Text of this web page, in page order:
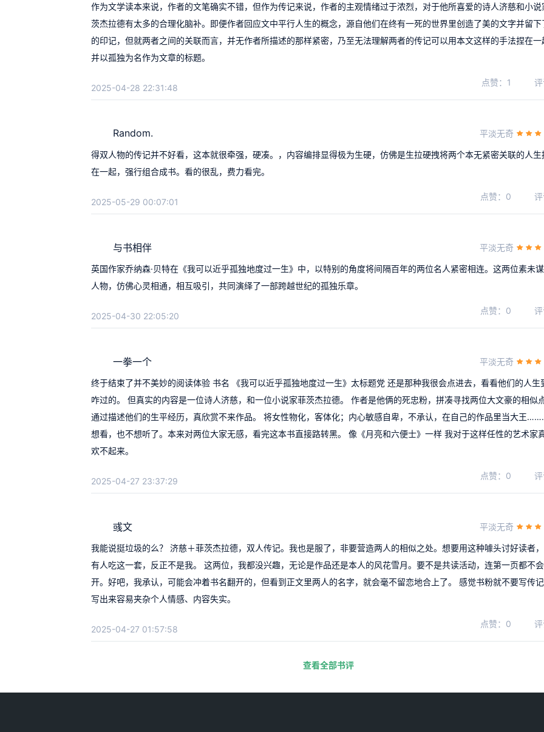
作为文学读本来说，作者的文笔确实不错，但作为传记来说，作者的主观情绪过于浓烈，对于他所喜爱的诗人济慈和小说
茨杰拉德有太多的合理化脑补。即便作者回应文中平行人生的概念，源自他们在终有一死的世界里创造了美的文字并留下
的印记，但就两者之间的关联而言，并无作者所描述的那样紧密，乃至无法理解两者的传记可以用本文这样的手法捏在一
并以孤独为名作为文章的标题。
2025-04-28 22:31:48
点赞：1
Random. 平淡无奇
得双人物的传记并不好看，这本就很牵强，硬凑。，内容编排显得极为生硬，仿佛是生拉硬拽将两个本无紧密关联的人生
在一起，强行组合成书。看的很乱，费力看完。
2025-05-29 00:07:01
点赞：0
与书相伴 平淡无奇
英国作家乔纳森·贝特在《我可以近乎孤独地度过一生》中，以特别的角度将间隔百年的两位名人紧密相连。这两位素未
人物，仿佛心灵相通，相互吸引，共同演绎了一部跨越世纪的孤独乐章。
2025-04-30 22:05:20
点赞：0
一拳一个 平淡无奇
终于结束了并不美妙的阅读体验 书名 《我可以近乎孤独地度过一生》太标题党 还是那种我很会点进去，看看他们的人生
咋过的。 但真实的内容是一位诗人济慈，和一位小说家菲茨杰拉德。 作者是他俩的死忠粉，拼凑寻找两位大文豪的相似点
通过描述他们的生平经历，真欣赏不来作品。 将女性物化，客体化；内心敏感自卑，不承认，在自己的作品里当大王
想看，也不想听了。本来对两位大家无感，看完这本书直接路转黑。 像《月亮和六便士》一样 我对于这样任性的艺术家
欢不起来。
2025-04-27 23:37:29
点赞：0
彧文 平淡无奇
我能说挺垃圾的么？ 济慈＋菲茨杰拉德，双人传记。我也是服了，非要营造两人的相似之处。想要用这种噱头讨好读者
有人吃这一套，反正不是我。 这两位，我都没兴趣，无论是作品还是本人的风花雪月。要不是共读活动，连第一页都不
开。好吧，我承认，可能会冲着书名翻开的，但看到正文里两人的名字，就会毫不留恋地合上了。 感觉书粉就不要写传记
写出来容易夹杂个人情感、内容失实。
2025-04-27 01:57:58
点赞：0
查看全部书评